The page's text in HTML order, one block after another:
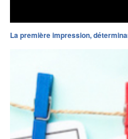
La première impression,